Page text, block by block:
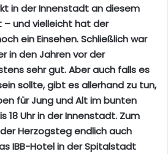
in der Innenstadt an diesem
und vielleicht hat der
ein Einsehen. Schließlich war
in den Jahren vor der
sehr gut. Aber auch falls es
sollte, gibt es allerhand zu tun,
für Jung und Alt im bunten
18 Uhr in der Innenstadt. Zum
Herzogsteg endlich auch
IBB-Hotel in der Spitalstadt